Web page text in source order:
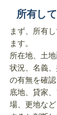
所有し
まず、所有
ます。
所在地、土
状況、名義
の有無を確認
底地、貸家
場、更地な